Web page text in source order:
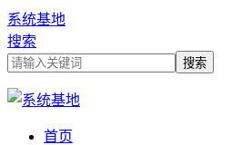
系统基地
搜索
首页